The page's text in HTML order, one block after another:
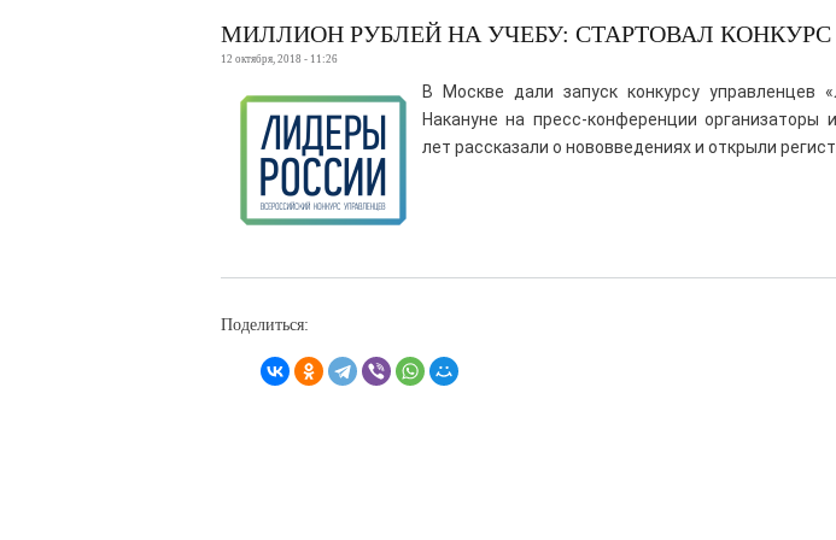
МИЛЛИОН РУБЛЕЙ НА УЧЕБУ: СТАРТОВАЛ КОНКУРС
12 октября, 2018 - 11:26
В Москве дали запуск конкурсу управленцев
Накануне на пресс-конференции организаторы
лет рассказали о нововведениях и открыли
Поделиться: